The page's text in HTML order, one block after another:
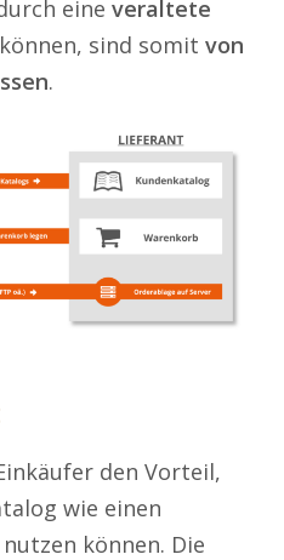
eine veraltete
sind somit von
.
den Vorteil,
wie einen
nutzen können. Die